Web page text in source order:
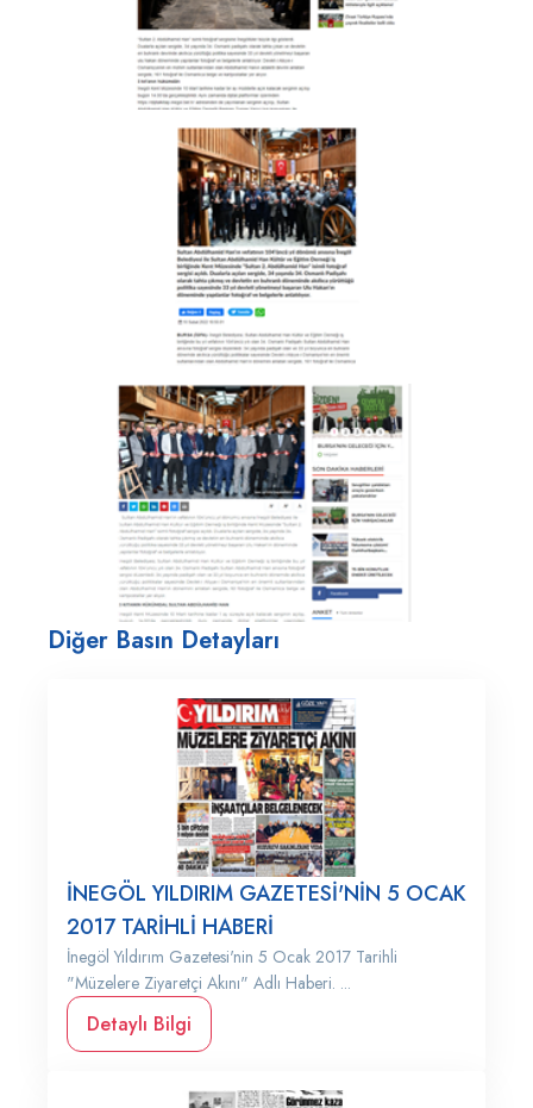
Diğer Basın Detayları
İNEGÖL YILDIRIM GAZETESİ'NİN 5 OCAK
2017 TARİHLİ HABERİ
İnegöl Yıldırım Gazetesi'nin 5 Ocak 2017 Tarihli
"Müzelere Ziyaretçi Akını" Adlı Haberi. ...
Detaylı Bilgi